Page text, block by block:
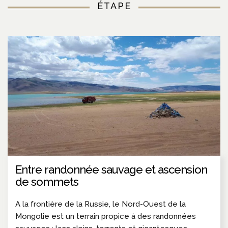
ÉTAPE
Entre randonnée sauvage et ascension
de sommets
A la frontière de la Russie, le Nord-Ouest de la
Mongolie est un terrain propice à des randonnées